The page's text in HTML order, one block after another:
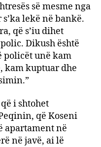
së mesme nga
lekë në bankë.
që s’iu dihet
Dikush është
policët unë kam
kam kuptuar dhe
i shtohet
që Koseni
apartament në
në javë, ai lë